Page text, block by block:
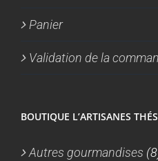
Panier
Validation de la
BOUTIQUE L’ARTISANES
Autres gourmandises